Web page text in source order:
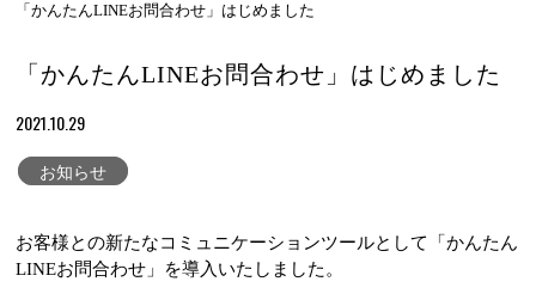
「かんたんLINEお問合わせ」はじめました
「かんたんLINEお問合わせ」はじめました
2021.10.29
お知らせ
お客様との新たなコミュニケーションツールとして「かんたん
LINEお問合わせ」を導入いたしました。